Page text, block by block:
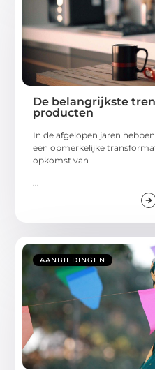
De belangrijkste
producten
In de afgelopen jaren
een opmerkelijke
opkomst van
...
AANBIEDINGEN